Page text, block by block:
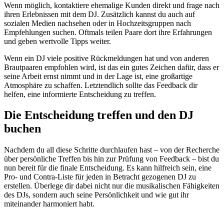
Wenn möglich, kontaktiere ehemalige Kunden direkt und frage nach
ihren Erlebnissen mit dem DJ. Zusätzlich kannst du auch auf
sozialen Medien nachsehen oder in Hochzeitsgruppen nach
Empfehlungen suchen. Oftmals teilen Paare dort ihre Erfahrungen
und geben wertvolle Tipps weiter.
Wenn ein DJ viele positive Rückmeldungen hat und von anderen
Brautpaaren empfohlen wird, ist das ein gutes Zeichen dafür, dass er
seine Arbeit ernst nimmt und in der Lage ist, eine großartige
Atmosphäre zu schaffen. Letztendlich sollte das Feedback dir
helfen, eine informierte Entscheidung zu treffen.
Die Entscheidung treffen und den DJ
buchen
Nachdem du all diese Schritte durchlaufen hast – von der Recherche
über persönliche Treffen bis hin zur Prüfung von Feedback – bist du
nun bereit für die finale Entscheidung. Es kann hilfreich sein, eine
Pro- und Contra-Liste für jeden in Betracht gezogenen DJ zu
erstellen. Überlege dir dabei nicht nur die musikalischen Fähigkeiten
des DJs, sondern auch seine Persönlichkeit und wie gut ihr
miteinander harmoniert habt.